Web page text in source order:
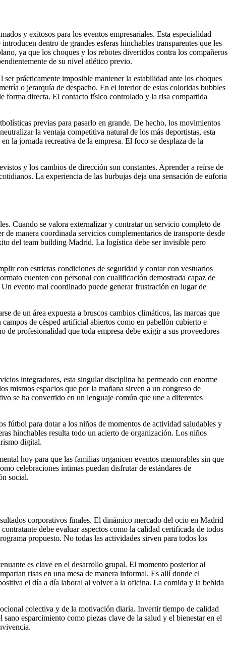
y exitosos para los eventos empresariales. Esta especialidad
dentro de grandes esferas hinchables transparentes que les
ya que los choques y los rebotes divertidos contra los compañeros
de su nivel atlético previo.
prácticamente imposible mantener la estabilidad ante los choques
o jerarquía de despacho. En el interior de estas coloridas bubbles
forma directa. El contacto físico controlado y la risa compartida
previas para pasarlo en grande. De hecho, los movimientos
la ventaja competitiva natural de los más deportistas, esta
la jornada recreativa de la empresa. El foco se desplaza de la
y los cambios de dirección son constantes. Aprender a reírse de
La experiencia de las burbujas deja una sensación de euforia
Cuando se valora externalizar y contratar un servicio completo de
manera coordinada servicios complementarios de transporte desde
del team building Madrid. La logística debe ser invisible pero
con estrictas condiciones de seguridad y contar con vestuarios
cuenten con personal con cualificación demostrada capaz de
evento mal coordinado puede generar frustración en lugar de
de un área expuesta a bruscos cambios climáticos, las marcas que
de césped artificial abiertos como en pabellón cubierto e
profesionalidad que toda empresa debe exigir a sus proveedores
integradores, esta singular disciplina ha permeado con enorme
mismos espacios que por la mañana sirven a un congreso de
se ha convertido en un lenguaje común que une a diferentes
fútbol para dotar a los niños de momentos de actividad saludables y
hinchables resulta todo un acierto de organización. Los niños
digital.
hoy para que las familias organicen eventos memorables sin que
celebraciones íntimas puedan disfrutar de estándares de
social.
corporativos finales. El dinámico mercado del ocio en Madrid
debe evaluar aspectos como la calidad certificada de todos
propuesto. No todas las actividades sirven para todos los
es clave en el desarrollo grupal. El momento posterior al
risas en una mesa de manera informal. Es allí donde el
el día a día laboral al volver a la oficina. La comida y la bebida
colectiva y de la motivación diaria. Invertir tiempo de calidad
esparcimiento como piezas clave de la salud y el bienestar en el